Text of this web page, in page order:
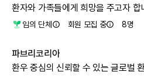
환자와 가족들에게 희망을 주고자 합
임의 단체 회원 모집 중 8명
파브리코리아
환우 중심의 신뢰할 수 있는 글로벌